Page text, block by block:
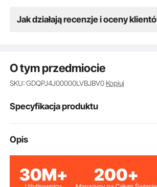
Jak działają recenzje i oceny
O tym przedmiocie
SKU: GDQPJ4J00000LVBJBV0 Kopiuj
Specyfikacja produktu
Numer modelu
przedmiotu
Kolor Niebieski
Opis